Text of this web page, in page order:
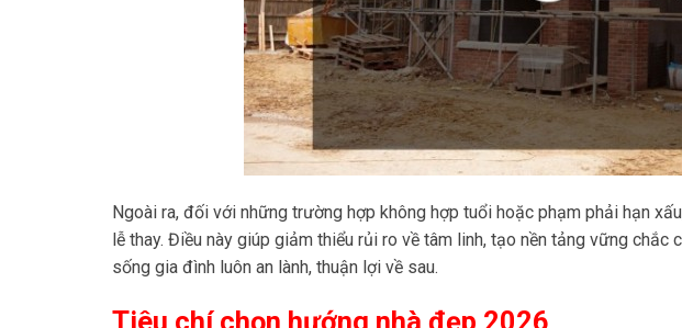
Ngoài ra, đối với những trường hợp không hợp tuổi hoặc phạm phải hạn
lễ thay. Điều này giúp giảm thiểu rủi ro về tâm linh, tạo nền tảng vững
sống gia đình luôn an lành, thuận lợi về sau.
Tiêu chí chọn hướng nhà đẹp 2026